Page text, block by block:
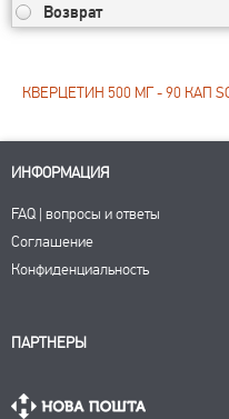
Возврат
КВЕРЦЕТИН 500 МГ - 90 КАП
ИНФОРМАЦИЯ
FAQ | вопросы и ответы
Соглашение
Конфиденциальность
ПАРТНЕРЫ